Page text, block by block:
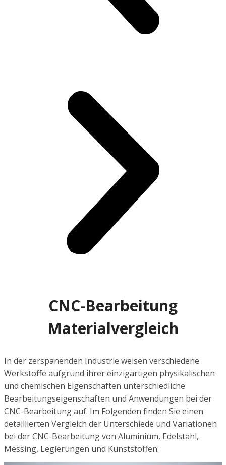
CNC-Bearbeitung
Materialvergleich
In der zerspanenden Industrie weisen verschiedene
Werkstoffe aufgrund ihrer einzigartigen physikalischen
und chemischen Eigenschaften unterschiedliche
Bearbeitungseigenschaften und Anwendungen bei der
CNC-Bearbeitung auf. Im Folgenden finden Sie einen
detaillierten Vergleich der Unterschiede und Variationen
bei der CNC-Bearbeitung von Aluminium, Edelstahl,
Messing, Legierungen und Kunststoffen: